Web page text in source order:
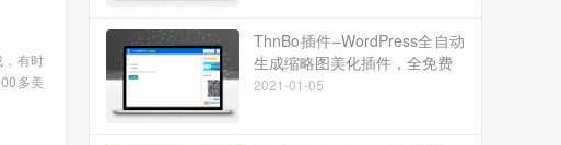
有时
多美
ThnBo插件–WordPress全自动
生成缩略图美化插件，全免费
2021-01-05